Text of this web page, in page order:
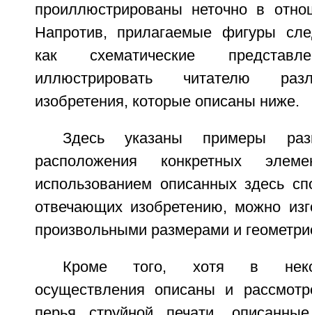
проиллюстрированы неточно в
Напротив, прилагаемые фигуры
как схематические
иллюстрировать читателю
изобретения, которые описаны ниже.
Здесь указаны примеры
расположения конкретных
использованием описанных здесь
отвечающих изобретению, можно
произвольными размерами и
Кроме того, хотя в
осуществления описаны и